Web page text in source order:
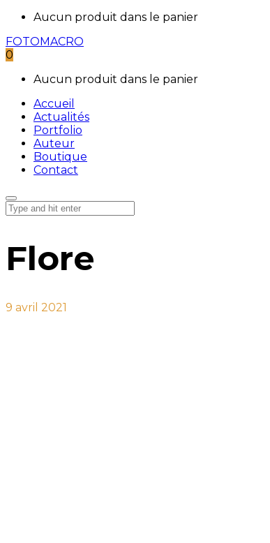
Aucun produit dans le panier
FOTOMACRO
0
Aucun produit dans le panier
Accueil
Actualités
Portfolio
Auteur
Boutique
Contact
Flore
9 avril 2021